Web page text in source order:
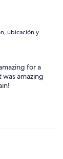
ubicación y
for a
amazing